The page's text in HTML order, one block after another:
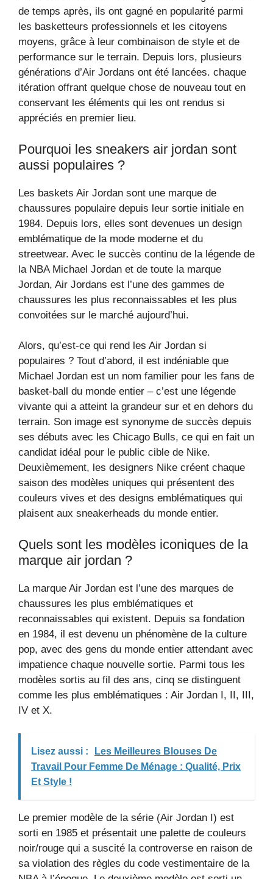
de temps après, ils ont gagné en popularité parmi
les basketteurs professionnels et les citoyens
moyens, grâce à leur combinaison de style et de
performance sur le terrain. Depuis lors, plusieurs
générations d’Air Jordans ont été lancées. chaque
itération offrant quelque chose de nouveau tout en
conservant les éléments qui les ont rendus si
appréciés en premier lieu.
Pourquoi les sneakers air jordan sont
aussi populaires ?
Les baskets Air Jordan sont une marque de
chaussures populaire depuis leur sortie initiale en
1984. Depuis lors, elles sont devenues un design
emblématique de la mode moderne et du
streetwear. Avec le succès continu de la légende de
la NBA Michael Jordan et de toute la marque
Jordan, Air Jordans est l’une des gammes de
chaussures les plus reconnaissables et les plus
convoitées sur le marché aujourd’hui.
Alors, qu’est-ce qui rend les Air Jordan si
populaires ? Tout d’abord, il est indéniable que
Michael Jordan est un nom familier pour les fans de
basket-ball du monde entier – c’est une légende
vivante qui a atteint la grandeur sur et en dehors du
terrain. Son image est synonyme de succès depuis
ses débuts avec les Chicago Bulls, ce qui en fait un
candidat idéal pour le public cible de Nike.
Deuxièmement, les designers Nike créent chaque
saison des modèles uniques qui présentent des
couleurs vives et des designs emblématiques qui
plaisent aux sneakerheads du monde entier.
Quels sont les modèles iconiques de la
marque air jordan ?
La marque Air Jordan est l’une des marques de
chaussures les plus emblématiques et
reconnaissables qui existent. Depuis sa fondation
en 1984, il est devenu un phénomène de la culture
pop, avec des gens du monde entier attendant avec
impatience chaque nouvelle sortie. Parmi tous les
modèles sortis au fil des ans, cinq se distinguent
comme les plus emblématiques : Air Jordan I, II, III,
IV et X.
Lisez aussi :
Les Meilleures Blouses De
Travail Pour Femme De Ménage : Qualité, Prix
Et Style !
Le premier modèle de la série (Air Jordan I) est
sorti en 1985 et présentait une palette de couleurs
noir/rouge qui a suscité la controverse en raison de
sa violation des règles du code vestimentaire de la